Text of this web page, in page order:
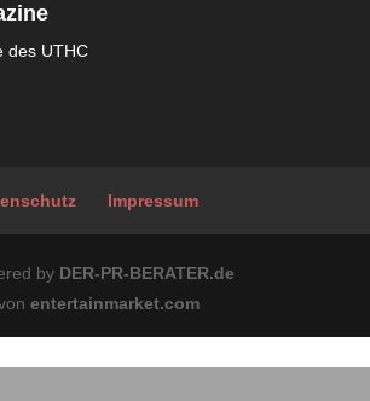
Impressum
by DER-PR-BERATER.de
entertainmarket.com